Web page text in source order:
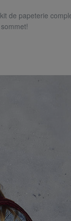
de papeterie